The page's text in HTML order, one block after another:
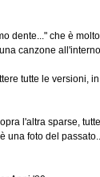
dente..." che è
canzone
tutte le versioni,
l'altra sparse,
foto del